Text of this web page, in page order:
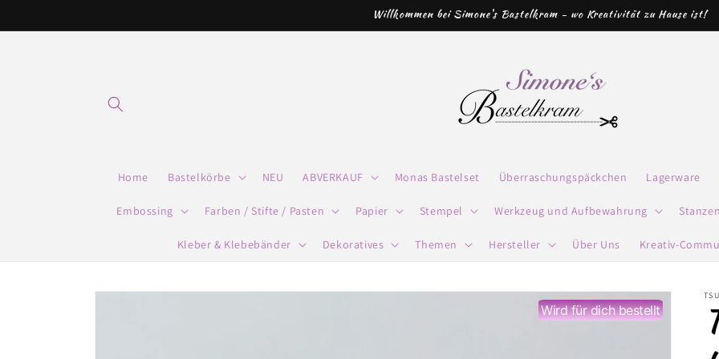
Inhalt
Willkommen bei Simone's Bastelkram - wo Kreativität zu Hause ist!
Home Bastelkörbe NEU ABVERKAUF Monas Bastelset Überraschungspäckchen Lagerware
Embossing Farben / Stifte / Pasten Papier Stempel Werkzeug und Aufbewahrung
Kleber & Klebebänder Dekoratives Themen Hersteller Über Uns Kreativ-
Zu
Wird für dich bestellt